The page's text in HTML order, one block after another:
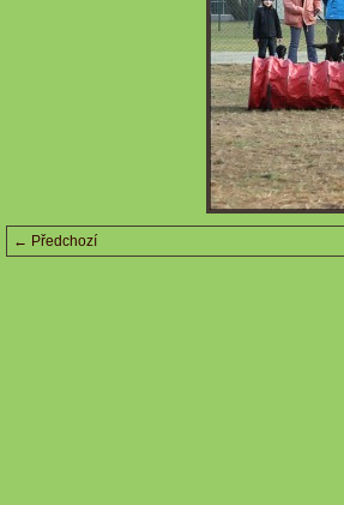
← Předchozí